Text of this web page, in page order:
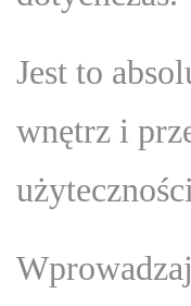
Jest to
wnętrz i